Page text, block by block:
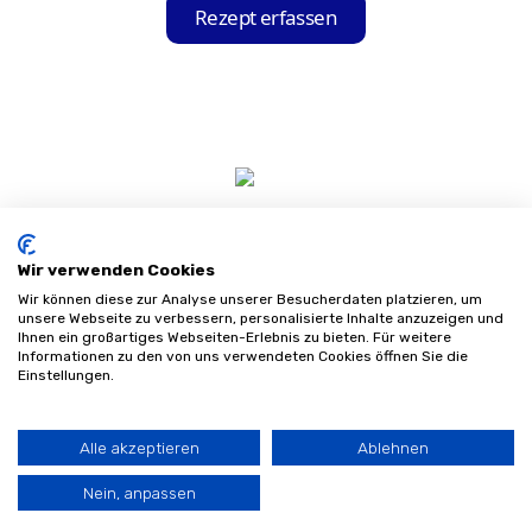
Ihnen die Hilfsmittel-Held App eine Liste
mit Sanitätshäusern an, die mit Ihrer
über die App aufgeben.
Rezept erfassen
Sitemap
Wir verwenden Cookies
Wir können diese zur Analyse unserer Besucherdaten platzieren, um
unsere Webseite zu verbessern, personalisierte Inhalte anzuzeigen und
Ihnen ein großartiges Webseiten-Erlebnis zu bieten. Für weitere
Informationen zu den von uns verwendeten Cookies öffnen Sie die
Einstellungen.
Alle akzeptieren Ablehnen
Nein, anpassen